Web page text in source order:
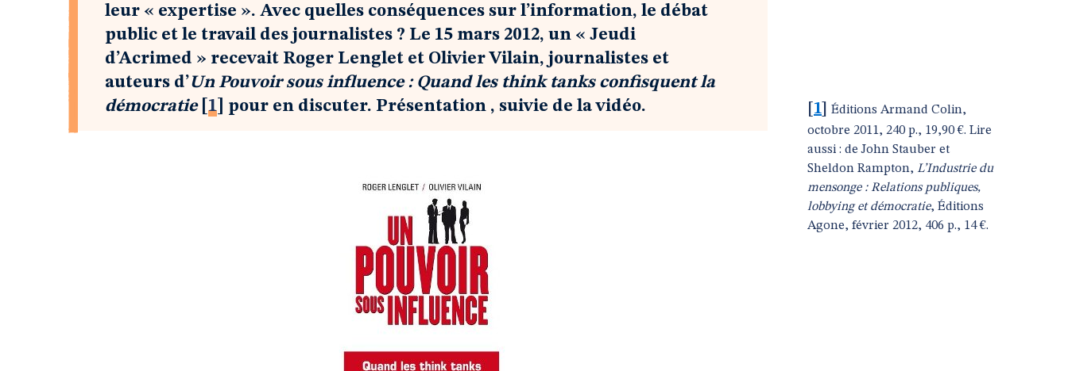
leur « expertise ». Avec quelles conséquences sur l’information, le débat
public et le travail des journalistes ? Le 15 mars 2012, un « Jeudi
d’Acrimed » recevait Roger Lenglet et Olivier Vilain, journalistes et
auteurs d’Un Pouvoir sous influence : Quand les think tanks confisquent la
démocratie[ 1 pour en discuter. Présentation , suivie de la vidéo. 1
Éditions Armand Colin,
octobre 2011, 240 p., 19,90 €. Lire
aussi : de John Stauber et
Sheldon Rampton, L’Industrie du
mensonge : Relations publiques,
lobbying et démocratie, Éditions
Agone, février 2012, 406 p., 14 €.